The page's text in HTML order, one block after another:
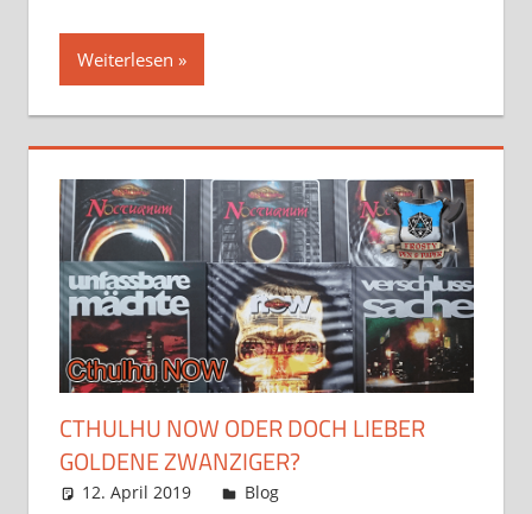
Weiterlesen
CTHULHU NOW ODER DOCH LIEBER
GOLDENE ZWANZIGER?
12. April 2019 Frosty
Blog